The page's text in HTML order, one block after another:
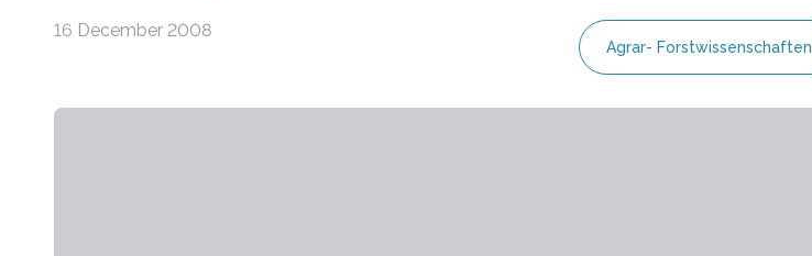
16 December 2008
Agrar- Forstwissenschaften